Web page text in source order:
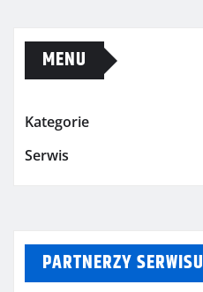
MENU
Kategorie
Serwis
PARTNERZY SERWISU